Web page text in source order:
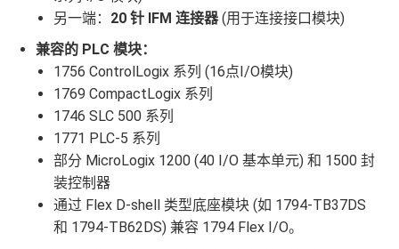
另一端： 20 针 IFM 连接器(用于连接接口模块)
兼容的 PLC 模块：
1756 ControlLogix 系列 (16点I/O模块)
1769 CompactLogix 系列
1746 SLC 500 系列
1771 PLC-5 系列
部分 MicroLogix 1200 (40 I/O 基本单元) 和 1500 封
装控制器
通过 Flex D-shell 类型底座模块 (如 1794-TB37DS
和 1794-TB62DS) 兼容 1794 Flex I/O。